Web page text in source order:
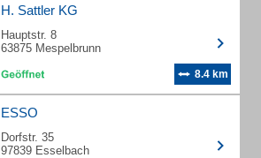
H. Sattler KG
Hauptstr. 8
63875 Mespelbrunn
8.4 km
ESSO
Dorfstr. 35
97839 Esselbach